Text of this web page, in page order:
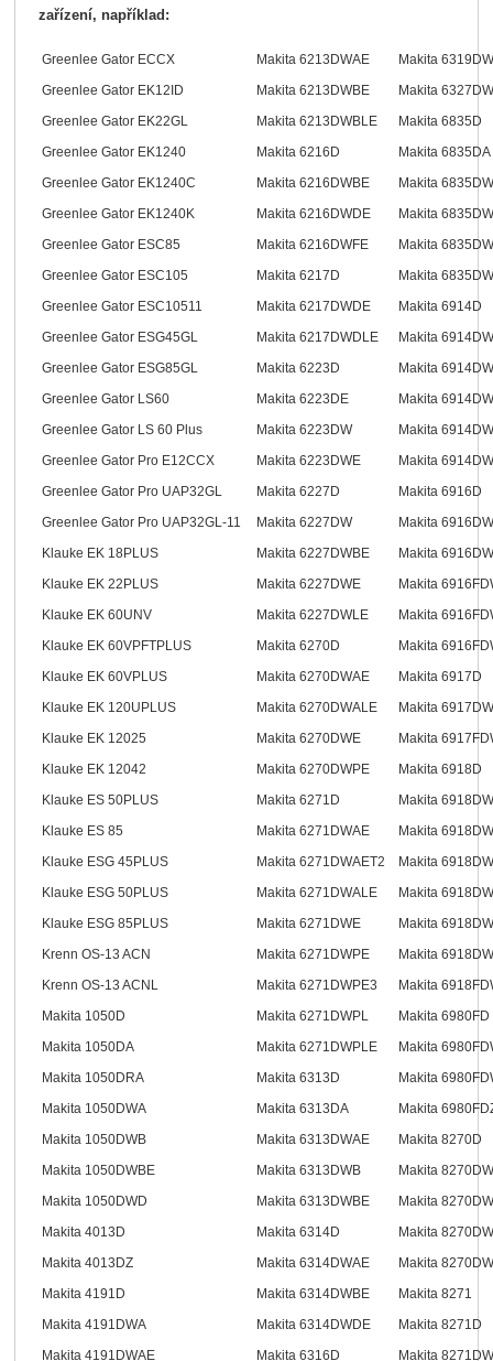
zařízení, například:
Greenlee Gator ECCX Makita 6213DWAE
Makita
Greenlee Gator EK12ID
Makita 6213DWBE
Makita
Greenlee Gator EK22GL
Makita 6213DWBLE
Makita 6835D
Greenlee Gator EK1240
Makita 6216D
Makita 6835DA
Greenlee Gator EK1240C
Makita 6216DWBE
Makita
Greenlee Gator EK1240K
Makita 6216DWDE
Makita
Greenlee Gator ESC85
Makita 6216DWFE
Makita
Greenlee Gator ESC105
Makita 6217D
Makita
Greenlee Gator ESC10511
Makita 6217DWDE
Makita 6914D
Greenlee Gator ESG45GL
Makita 6217DWDLE
Makita
Greenlee Gator ESG85GL
Makita 6223D
Makita
Greenlee Gator LS60
Makita 6223DE
Makita
Greenlee Gator LS 60 Plus
Makita 6223DW
Makita
Greenlee Gator Pro E12CCX
Makita 6223DWE
Makita
Greenlee Gator Pro UAP32GL
Makita 6227D
Makita 6916D
Greenlee Gator Pro UAP32GL-11
Makita 6227DW
Makita
Klauke EK 18PLUS
Makita 6227DWBE
Makita
Klauke EK 22PLUS
Makita 6227DWE
Makita
Klauke EK 60UNV
Makita 6227DWLE
Makita
Klauke EK 60VPFTPLUS
Makita 6270D
Makita
Klauke EK 60VPLUS
Makita 6270DWAE
Makita 6917D
Klauke EK 120UPLUS
Makita 6270DWALE
Makita
Klauke EK 12025
Makita 6270DWE
Makita
Klauke EK 12042
Makita 6270DWPE
Makita 6918D
Klauke ES 50PLUS
Makita 6271D
Makita
Klauke ES 85
Makita 6271DWAE
Makita
Klauke ESG 45PLUS
Makita 6271DWAET2
Makita
Klauke ESG 50PLUS
Makita 6271DWALE
Makita
Klauke ESG 85PLUS
Makita 6271DWE
Makita
Krenn OS-13 ACN
Makita 6271DWPE
Makita
Krenn OS-13 ACNL
Makita 6271DWPE3
Makita
Makita 1050D
Makita 6271DWPL
Makita 6980FD
Makita 1050DA
Makita 6271DWPLE
Makita
Makita 1050DRA
Makita 6313D
Makita
Makita 1050DWA
Makita 6313DA
Makita
Makita 1050DWB
Makita 6313DWAE
Makita 8270D
Makita 1050DWBE
Makita 6313DWB
Makita
Makita 1050DWD
Makita 6313DWBE
Makita
Makita 4013D
Makita 6314D
Makita
Makita 4013DZ
Makita 6314DWAE
Makita
Makita 4191D
Makita 6314DWBE
Makita 8271
Makita 4191DWA
Makita 6314DWDE
Makita 8271D
Makita 4191DWAE
Makita 6316D Makita